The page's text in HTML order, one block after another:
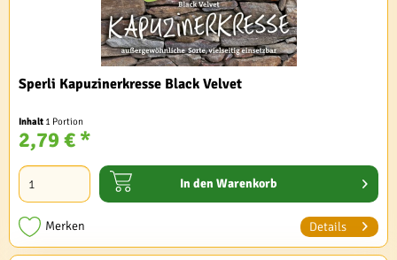
Sperli Kapuzinerkresse Black Velvet
Inhalt 1 Portion
2,79 € *
In den Warenkorb
Merken Details